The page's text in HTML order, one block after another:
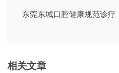
航
东莞东城口腔健康规范诊疗
相关文章